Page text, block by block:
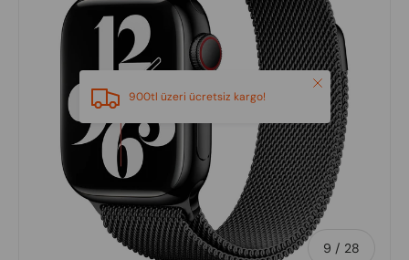
9 / of
28
900tl üzeri ücretsiz kargo!
Close